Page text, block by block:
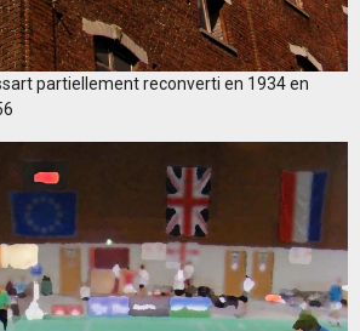
partiellement reconverti en 1934 en